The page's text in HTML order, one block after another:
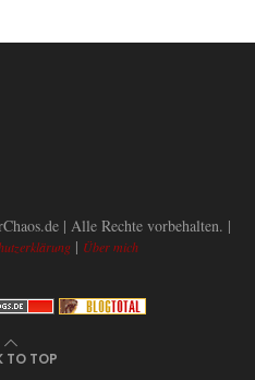
| Alle Rechte vorbehalten. |
| Über mich
TO TOP